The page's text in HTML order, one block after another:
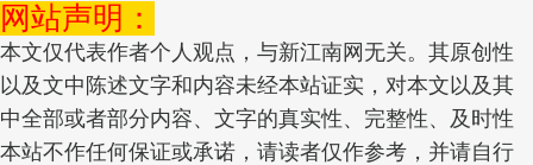
网站声明：
本文仅代表作者个人观点，与新江南网无关。其原创性
以及文中陈述文字和内容未经本站证实，对本文以及其
中全部或者部分内容、文字的真实性、完整性、及时性
本站不作任何保证或承诺，请读者仅作参考，并请自行